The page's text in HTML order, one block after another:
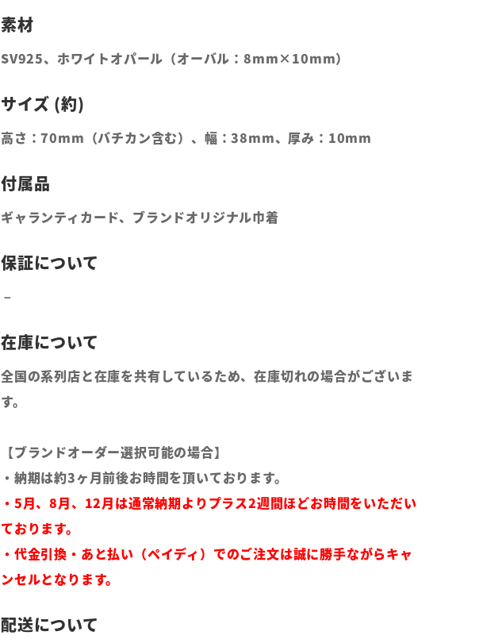
SV925、ホワイトオパール（オーバル：8mm×10mm）
高さ：70mm（バチカン含む）、幅：38mm、厚み：10mm
ギャランティカード、ブランドオリジナル巾着
全国の系列店と在庫を共有しているため、在庫切れの場合がございま
す。
【ブランドオーダー選択可能の場合】
・納期は約3ヶ月前後お時間を頂いております。
・5月、8月、12月は通常納期よりプラス2週間ほどお時間をいただい
ております。
・代金引換・あと払い（ペイディ）でのご注文は誠に勝手ながらキャ
ンセルとなります。